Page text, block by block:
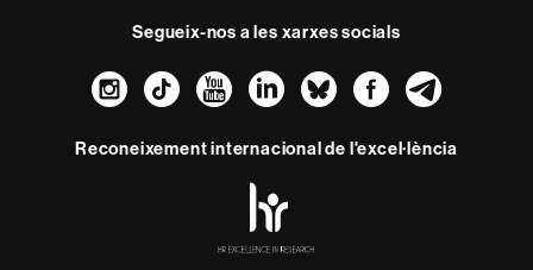
Segueix-nos a les xarxes socials
Instagram
TikTokYouTube
LinkedIn
Bluesky
Reconeixement internacional de l'excel·lència